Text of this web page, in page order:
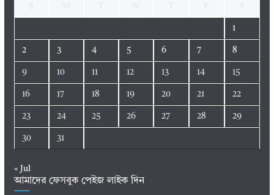
1
2 3 4 5 6 7 8
9 10 11 12 13 14 15
16 17 18 19 20 21 22
23 24 25 26 27 28 29
30 31
« Jul
আমাদের ফেসবুক পেইজ লাইক দিন